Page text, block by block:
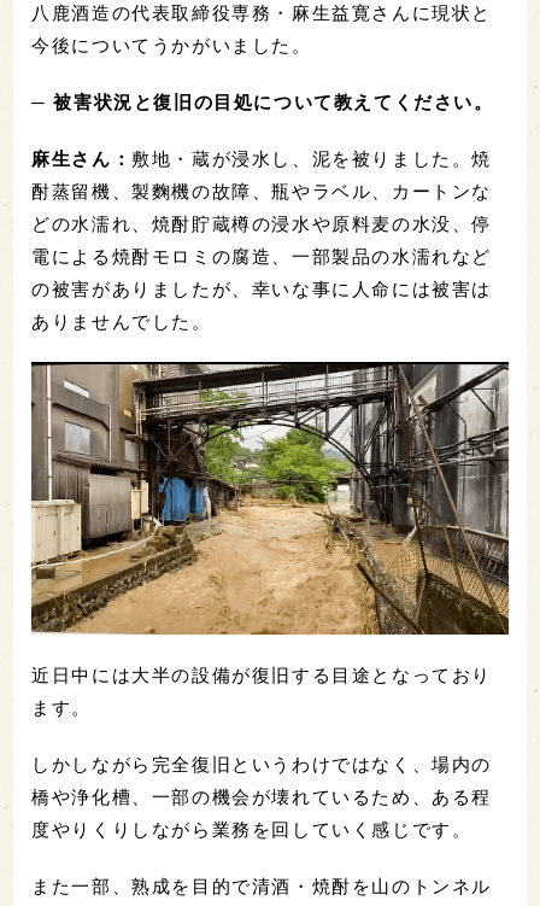
八鹿酒造の代表取締役専務・麻生益寛さんに現状と
今後についてうかがいました。
─ 被害状況と復旧の目処について教えてください。
麻生さん： 敷地・蔵が浸水し、泥を被りました。焼
酎蒸留機、製麴機の故障、瓶やラベル、カートンな
どの水濡れ、焼酎貯蔵樽の浸水や原料麦の水没、停
電による焼酎モロミの腐造、一部製品の水濡れなど
の被害がありましたが、幸いな事に人命には被害は
ありませんでした。
近日中には大半の設備が復旧する目途となっており
ます。
しかしながら完全復旧というわけではなく、場内の
橋や浄化槽、一部の機会が壊れているため、ある程
度やりくりしながら業務を回していく感じです。
また一部、熟成を目的で清酒・焼酎を山のトンネル